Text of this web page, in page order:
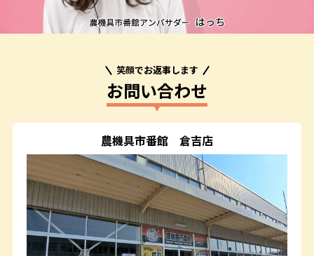
笑顔でお返事します
お問い合わせ
農機具市番館 倉吉店